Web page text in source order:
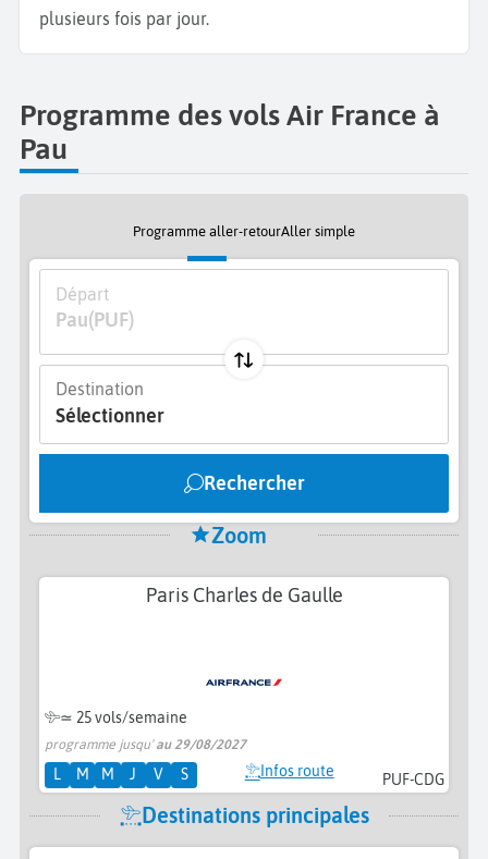
plusieurs fois par jour.
Programme des vols Air France à
Pau
Programme aller-retourAller simple
Départ
Pau(PUF)
Destination
Sélectionner
Rechercher
Zoom
PUF-CDG
Paris Charles de Gaulle
≃ 25 vols/semaine
programme jusqu'au 29/08/2027
L M M J V S Infos route
Destinations principales